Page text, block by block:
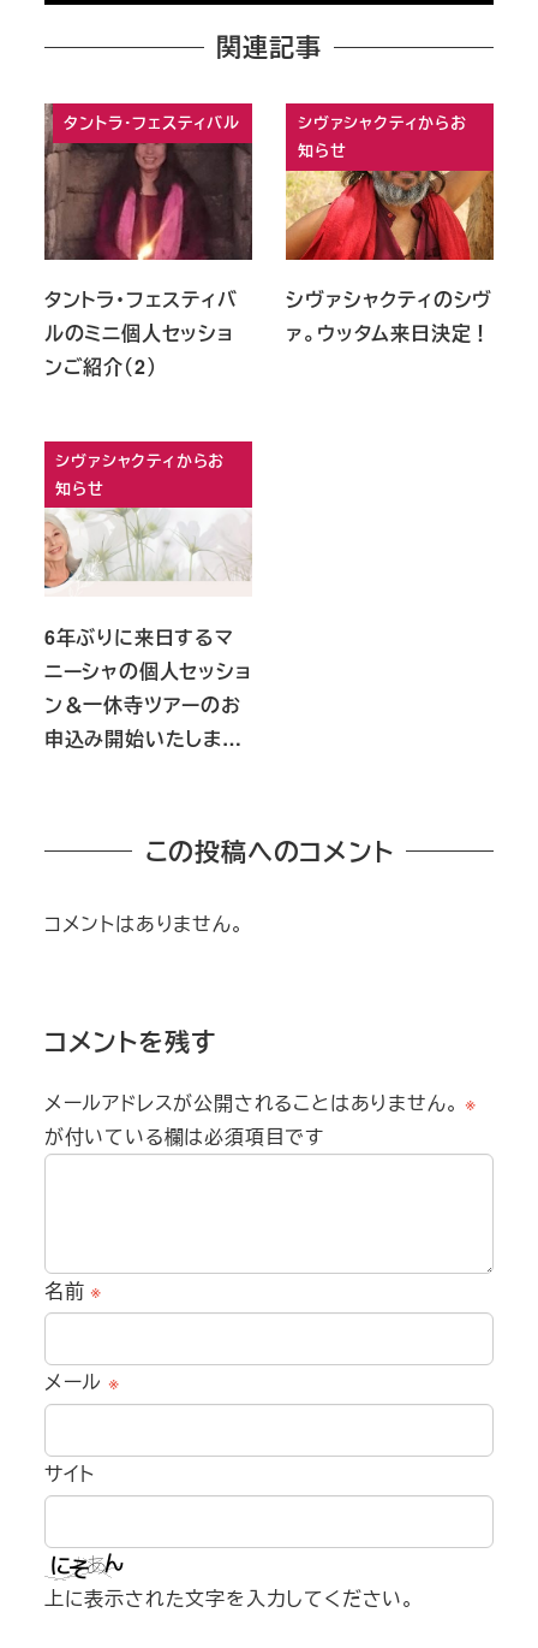
関連記事
タントラ・フェスティバル
タントラ・フェスティバ
ルのミニ個人セッショ
ンご紹介（2）
シヴァシャクティからお
知らせ
シヴァシャクティのシヴ
ァ。ウッタム来日決定！
シヴァシャクティからお
知らせ
6年ぶりに来日するマ
ニーシャの個人セッショ
ン＆一休寺ツアーのお
申込み開始いたしま…
この投稿へのコメント
コメントはありません。
コメントを残す
メールアドレスが公開されることはありません。 ※
が付いている欄は必須項目です
名前※
メール ※
サイト
上に表示された文字を入力してください。